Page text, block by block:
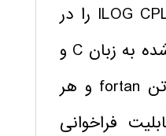
دهد بهینه ساز ILOG CPLEX را در
برنامه های نوشته شده به زبان C و
ویژال بیسیک و فرتن fortan و هر
فراخوانی